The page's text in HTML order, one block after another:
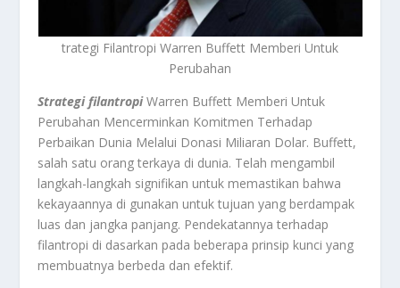
trategi Filantropi Warren Buffett Memberi Untuk
Perubahan
Strategi filantropiWarren Buffett Memberi Untuk
Perubahan Mencerminkan Komitmen Terhadap
Perbaikan Dunia Melalui Donasi Miliaran Dolar. Buffett,
salah satu orang terkaya di dunia. Telah mengambil
langkah-langkah signifikan untuk memastikan bahwa
kekayaannya di gunakan untuk tujuan yang berdampak
luas dan jangka panjang. Pendekatannya terhadap
filantropi di dasarkan pada beberapa prinsip kunci yang
membuatnya berbeda dan efektif.